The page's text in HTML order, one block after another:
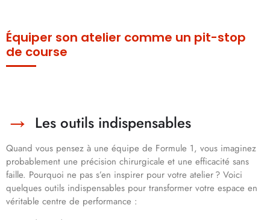
Équiper son atelier comme un pit-stop
de course
Les outils indispensables
Quand vous pensez à une équipe de Formule 1, vous imaginez
probablement une précision chirurgicale et une efficacité sans
faille. Pourquoi ne pas s’en inspirer pour votre atelier ? Voici
quelques outils indispensables pour transformer votre espace en
véritable centre de performance :